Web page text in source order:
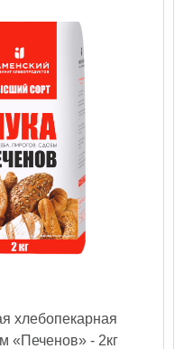
хлебопекарная
«Печенов» - 2кг